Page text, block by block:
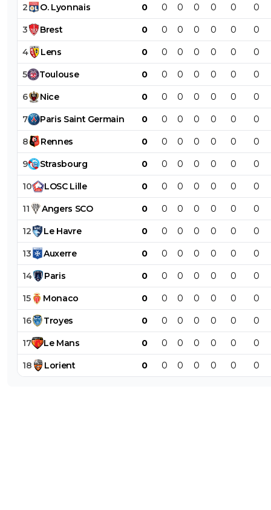
2 O. Lyonnais 0 0 0 0 0 0 0
3 Brest 0 0 0 0 0 0 0
4 Lens 0 0 0 0 0 0 0
5 Toulouse 0 0 0 0 0 0 0
6 Nice 0 0 0 0 0 0 0
7 Paris Saint Germain 0 0 0 0 0 0 0
8 Rennes 0 0 0 0 0 0 0
9 Strasbourg 0 0 0 0 0 0 0
10 LOSC Lille 0 0 0 0 0 0 0
11 Angers SCO 0 0 0 0 0 0 0
12 Le Havre 0 0 0 0 0 0 0
13 Auxerre 0 0 0 0 0 0 0
14 Paris 0 0 0 0 0 0 0
15 Monaco 0 0 0 0 0 0 0
16 Troyes 0 0 0 0 0 0 0
17 Le Mans 0 0 0 0 0 0 0
18 Lorient 0 0 0 0 0 0 0